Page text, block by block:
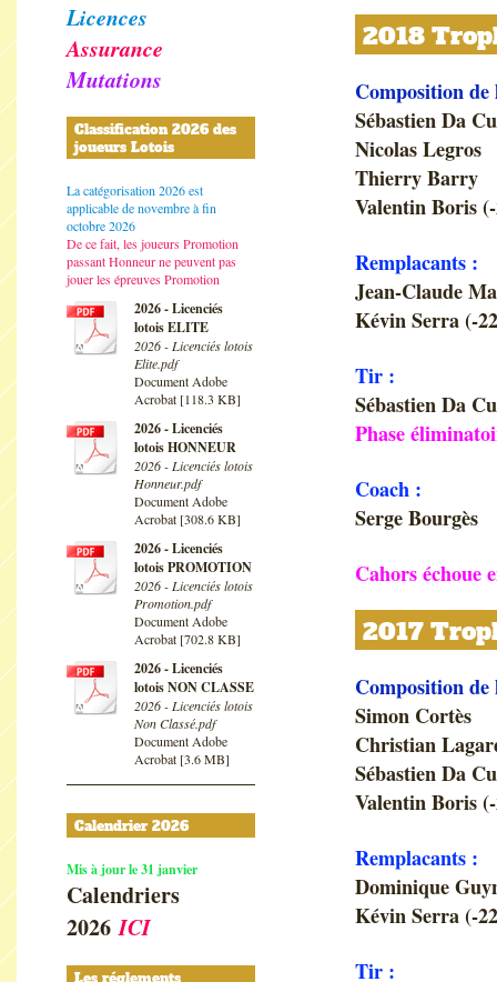
Licences
Assurance
Mutations
Classification 2026 des
joueurs Lotois
La catégorisation 2026 est
applicable de novembre à fin
octobre 2026
De ce fait, les joueurs Promotion
passant Honneur ne peuvent pas
jouer les épreuves Promotion
2026 - Licenciés
lotois ELITE
2026 - Licenciés lotois
Elite.pdf
Document Adobe
Acrobat [118.3 KB]
2026 - Licenciés
lotois HONNEUR
2026 - Licenciés lotois
Honneur.pdf
Document Adobe
Acrobat [308.6 KB]
2026 - Licenciés
lotois PROMOTION
2026 - Licenciés lotois
Promotion.pdf
Document Adobe
Acrobat [702.8 KB]
2026 - Licenciés
lotois NON CLASSE
2026 - Licenciés lotois
Non Classé.pdf
Document Adobe
Acrobat [3.6 MB]
Calendrier 2026
Mis à jour le 31 janvier
Calendriers
2026ICI
2018
Composition
Sébastien Da
Nicolas Legros
Thierry Barry
Valentin Boris
Remplacants :
Jean-Claude
Kévin Serra (-
Tir :
Sébastien Da
Phase
Coach :
Serge Bourgès
Cahors échoue
2017
Composition
Simon Cortès
Christian
Sébastien Da
Valentin Boris
Remplacants :
Dominique
Kévin Serra (-
Tir :